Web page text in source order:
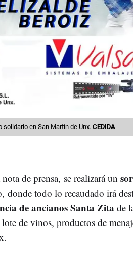
en San Martín de Unx. CEDIDA
de prensa, se realizará un
donde todo lo recaudado irá
de ancianos Santa Zita de
de vinos, productos de